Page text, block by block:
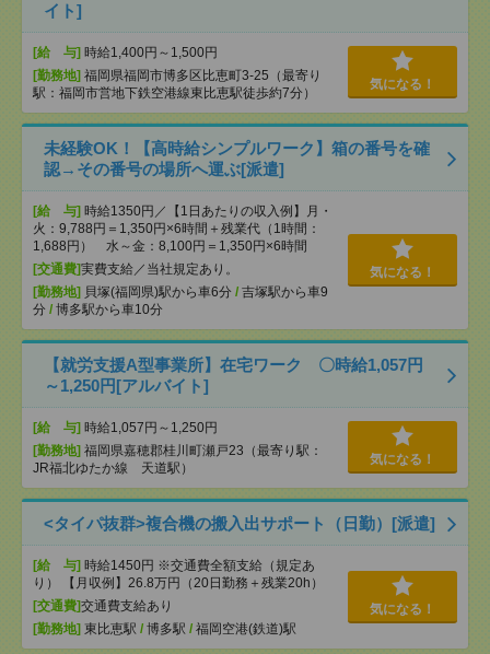
イト]
[給 与] 時給1,400円～1,500円
[勤務地] 福岡県福岡市博多区比恵町3-25（最寄り
駅：福岡市営地下鉄空港線東比恵駅徒歩約7分）
気になる！
未経験OK！【高時給シンプルワーク】箱の番号を確
認→その番号の場所へ運ぶ[派遣]
[給 与] 時給1350円／【1日あたりの収入例】月・
火：9,788円＝1,350円×6時間＋残業代（1時間：
1,688円） 水～金：8,100円＝1,350円×6時間
[交通費]実費支給／当社規定あり。
[勤務地] 貝塚(福岡県)駅から車6分 / 吉塚駅から車9
分 / 博多駅から車10分
気になる！
【就労支援A型事業所】在宅ワーク 〇時給1,057円
～1,250円[アルバイト]
[給 与] 時給1,057円～1,250円
[勤務地] 福岡県嘉穂郡桂川町瀬戸23（最寄り駅：
JR福北ゆたか線 天道駅）
気になる！
<タイパ抜群>複合機の搬入出サポート（日勤）[派遣]
[給 与] 時給1450円 ※交通費全額支給（規定あ
り） 【月収例】26.8万円（20日勤務＋残業20h）
[交通費]交通費支給あり
[勤務地] 東比恵駅 / 博多駅 / 福岡空港(鉄道)駅
気になる！